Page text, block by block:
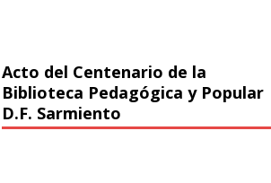
Acto del Centenario de la
Biblioteca Pedagógica y Popular
D.F. Sarmiento